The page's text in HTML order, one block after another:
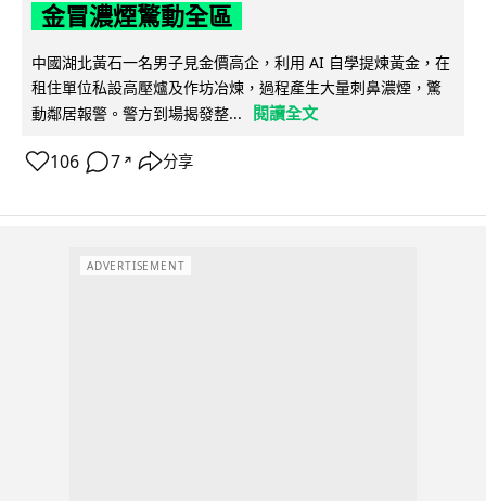
金冒濃煙驚動全區
中國湖北黃石一名男子見金價高企，利用 AI 自學提煉黃金，在
租住單位私設高壓爐及作坊冶煉，過程產生大量刺鼻濃煙，驚
動鄰居報警。警方到場揭發整...
閱讀全文
106 7 ↗ 分享
ADVERTISEMENT